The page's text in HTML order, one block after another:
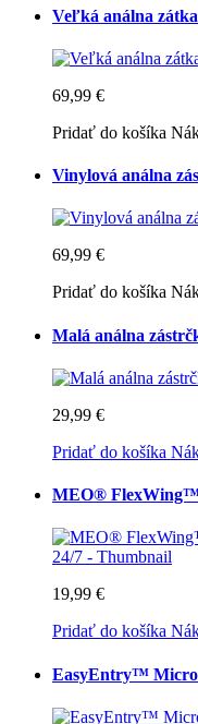
Veľká análna zátka
69,99 €
Pridať do košíka
Vinylová análna
69,99 €
Pridať do košíka
Malá análna
29,99 €
Pridať do košíka
MEO®
19,99 €
Pridať do košíka
EasyEntry™ Micro